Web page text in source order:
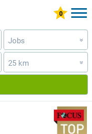
Jobs »
25 km »